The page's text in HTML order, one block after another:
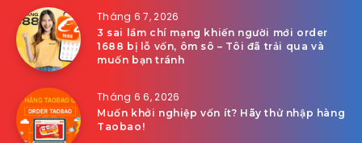
Tháng 6 7, 2026
3 sai lầm chí mạng khiến người mới order
1688 bị lỗ vốn, ôm sô – Tôi đã trải qua và
muốn bạn tránh
Tháng 6 6, 2026
Muốn khởi nghiệp vốn ít? Hãy thử nhập hàng
Taobao!